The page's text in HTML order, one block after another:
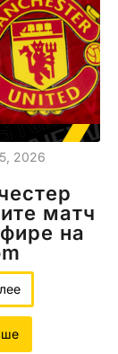
2026
матч
на